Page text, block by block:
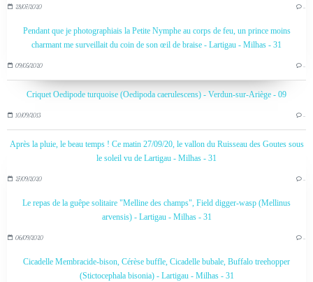
28/07/2020 …
Pendant que je photographiais la Petite Nymphe au corps de feu, un prince moins
charmant me surveillait du coin de son œil de braise - Lartigau - Milhas - 31
09/05/2020 …
Criquet Oedipode turquoise (Oedipoda caerulescens) - Verdun-sur-Ariège - 09
10/09/2013 …
Après la pluie, le beau temps ! Ce matin 27/09/20, le vallon du Ruisseau des Goutes sous
le soleil vu de Lartigau - Milhas - 31
27/09/2020 …
Le repas de la guêpe solitaire "Melline des champs", Field digger-wasp (Mellinus
arvensis) - Lartigau - Milhas - 31
06/09/2020 …
Cicadelle Membracide-bison, Cérèse buffle, Cicadelle bubale, Buffalo treehopper
(Stictocephala bisonia) - Lartigau - Milhas - 31